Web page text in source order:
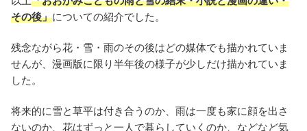
その後」についての紹介でした。
残念ながら花・雪・雨のその後はどの媒体でも描かれていま
せんが、漫画版に限り半年後の様子が少しだけ描かれていま
した。
将来的に雪と草平は付き合うのか、雨は一度も家に顔を出さ
ないのか、花はずっと一人で暮らしていくのか、などなど気